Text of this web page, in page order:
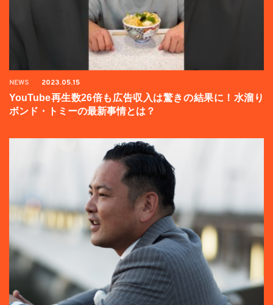
NEWS 2023.05.15
YouTube再生数26倍も広告収入は驚きの結果に！水溜り
ボンド・トミーの最新事情とは？